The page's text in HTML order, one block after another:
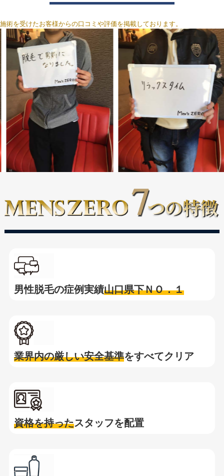
施術を受けたお客様からの口コミや評価を掲載しております。
男性脱毛の症例実績山口県下ＮＯ．１
業界内の厳しい安全基準をすべてクリア
資格を持ったスタッフを配置